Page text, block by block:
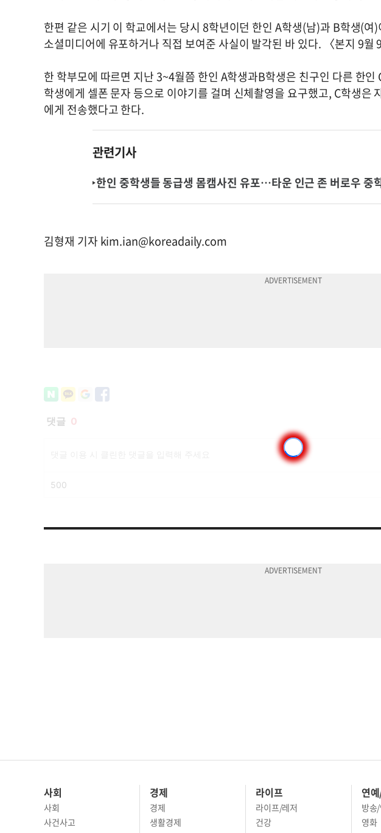
한편 같은 시기 이 학교에서는 당시 8학년이던 한인 A학생(남)과 B학생(여
소셜미디어에 유포하거나 직접 보여준 사실이 발각된 바 있다. 〈본지 9월
한 학부모에 따르면 지난 3~4월쯤 한인 A학생과B학생은 친구인 다른 한
학생에게 셀폰 문자 등으로 이야기를 걸며 신체촬영을 요구했고, C학생은
에게 전송했다고 한다.
관련기사
한인 중학생들 동급생 몸캠사진 유포…타운 인근 존 버로우 중
김형재 기자 kim.ian@koreadaily.com
사회
사회
사건사고
경제
경제
생활경제
라이프
라이프/레저
건강
연
방송
영화